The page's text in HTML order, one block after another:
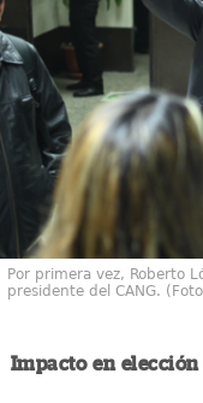
Por primera vez, Roberto
presidente del CANG.
Impacto en